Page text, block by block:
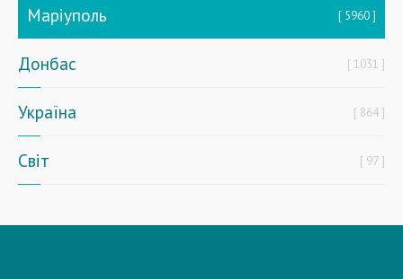
Маріуполь 5960
Донбас 1031
Україна 864
Світ 97